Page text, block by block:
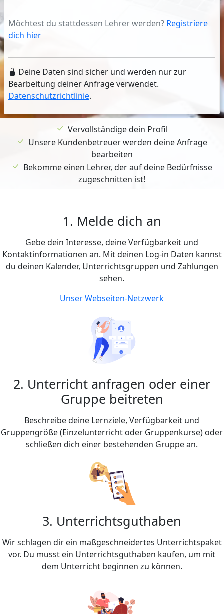
Möchtest du stattdessen Lehrer werden? Registriere
dich hier
Deine Daten sind sicher und werden nur zur
Bearbeitung deiner Anfrage verwendet.
Datenschutzrichtlinie.
Vervollständige dein Profil
Unsere Kundenbetreuer werden deine Anfrage
bearbeiten
Bekomme einen Lehrer, der auf deine Bedürfnisse
zugeschnitten ist!
1. Melde dich an
Gebe dein Interesse, deine Verfügbarkeit und
Kontaktinformationen an. Mit deinen Log-in Daten kannst
du deinen Kalender, Unterrichtsgruppen und Zahlungen
sehen.
Unser Webseiten-Netzwerk
2. Unterricht anfragen oder einer
Gruppe beitreten
Beschreibe deine Lernziele, Verfügbarkeit und
Gruppengröße (Einzelunterricht oder Gruppenkurse) oder
schließen dich einer bestehenden Gruppe an.
3. Unterrichtsguthaben
Wir schlagen dir ein maßgeschneidertes Unterrichtspaket
vor. Du musst ein Unterrichtsguthaben kaufen, um mit
dem Unterricht beginnen zu können.